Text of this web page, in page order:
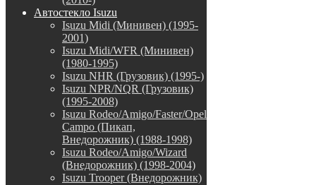
Автостекло Isuzu
Isuzu Midi (Минивен) (1995-
2001)
Isuzu Midi/WFR (Минивен)
(1980-1995)
Isuzu NHR (Грузовик) (1995-)
Isuzu NPR/NQR (Грузовик)
(1995-2008)
Isuzu Rodeo/Amigo/Faster/Opel
Campo (Пикап,
Внедорожник) (1988-1998)
Isuzu Rodeo/Amigo/Wizard
(Внедорожник) (1998-2004)
Isuzu Trooper (Внедорожник)